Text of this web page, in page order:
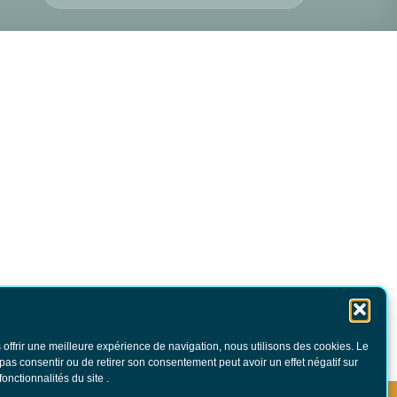
offrir une meilleure expérience de navigation, nous utilisons des cookies. Le
consentir ou de retirer son consentement peut avoir un effet négatif sur
du site .